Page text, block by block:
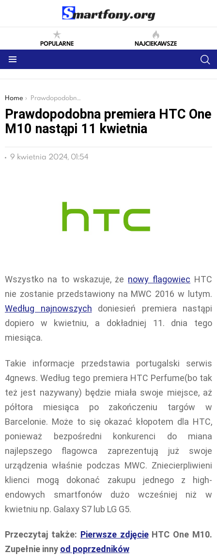
POPULARNE NAJCIEKAWSZE
You are here:
Home Prawdopodobna premiera HTC One M10 nastąpi 11 kwietnia
Prawdopodobna premiera HTC One
M10 nastąpi 11 kwietnia
9 kwietnia 2024, 01:54
Wszystko na to wskazuje, że nowy flagowiec HTC
nie zostanie przedstawiony na MWC 2016 w lutym.
Według najnowszych doniesień premiera nastąpi
dopiero w kwietniu, a dokładniej 11. dnia tego
miesiąca.
Takie informacje przedstawia portugalski serwis
4gnews. Według tego premiera HTC Perfume(bo tak
też jest nazywany) będzie miała swoje miejsce, aż
półtora miesiąca po zakończeniu targów w
Barcelonie. Może to się okazać kłopotem dla HTC,
ponieważ bezpośredni konkurenci do miana
najlepszego flagowca zaprezentują już swoje
urządzenia właśnie podczas MWC. Zniecierpliwieni
klienci mogą dokonać zakupu jednego z high-
endowych smartfonów dużo wcześniej niż w
kwietniu np. Galaxy S7 lub LG G5.
Przeczytaj także: Pierwsze zdjęcieHTC One M10.
Zupełnie inny od poprzedników